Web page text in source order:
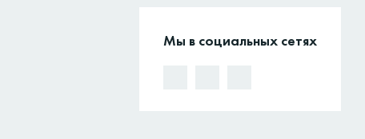
Мы в социальных сетях